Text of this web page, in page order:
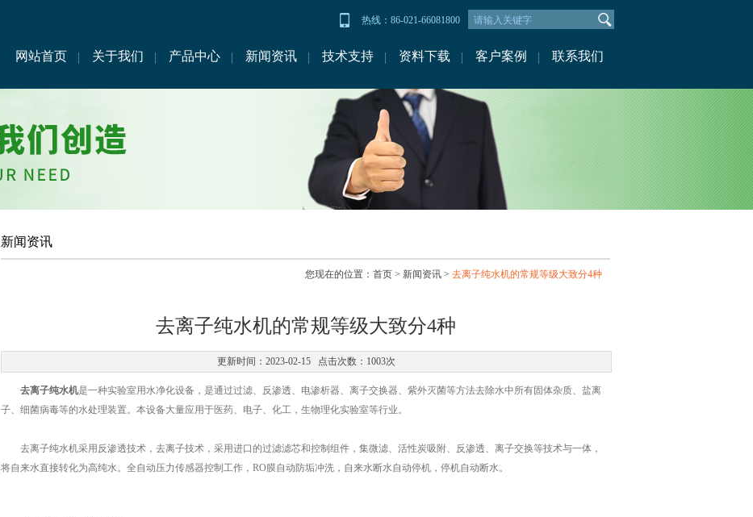
热线：86-021-66081800
网站首页 关于我们 产品中心 新闻资讯 技术支持 资料下载 客户案例 联系我们
新闻资讯
您现在的位置： 首页 > 新闻资讯 > 去离子纯水机的常规等级大致分4种
去离子纯水机的常规等级大致分4种
更新时间：2023-02-15 点击次数：1003次
去离子纯水机是一种实验室用水净化设备，是通过过滤、反渗透、电渗析器、离子交换器、紫外灭菌等方法去除水中所有固体杂质、盐离
子、细菌病毒等的水处理装置。本设备大量应用于医药、电子、化工，生物理化实验室等行业。
去离子纯水机采用反渗透技术，去离子技术，采用进口的过滤滤芯和控制组件，集微滤、活性炭吸附、反渗透、离子交换等技术与一体，
将自来水直接转化为高纯水。全自动压力传感器控制工作，RO膜自动防垢冲洗，自来水断水自动停机，停机自动断水。